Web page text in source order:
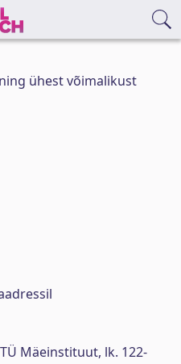
ühest võimalikust
Mäeinstituut, lk. 122-